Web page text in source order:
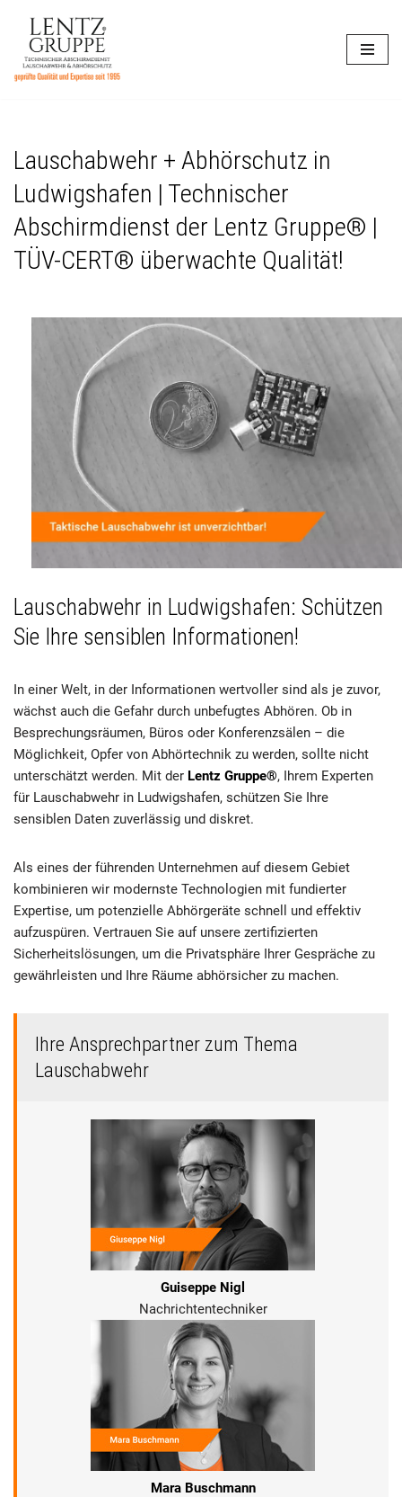
Zum
Inhalt
Lauschabwehr + Abhörschutz in
Ludwigshafen | Technischer
Abschirmdienst der Lentz Gruppe® |
TÜV-CERT® überwachte Qualität!
Lauschabwehr in Ludwigshafen: Schützen
Sie Ihre sensiblen Informationen!
In einer Welt, in der Informationen wertvoller sind als je zuvor,
wächst auch die Gefahr durch unbefugtes Abhören. Ob in
Besprechungsräumen, Büros oder Konferenzsälen – die
Möglichkeit, Opfer von Abhörtechnik zu werden, sollte nicht
unterschätzt werden. Mit der Lentz Gruppe®, Ihrem Experten
für Lauschabwehr in Ludwigshafen, schützen Sie Ihre
sensiblen Daten zuverlässig und diskret.
Als eines der führenden Unternehmen auf diesem Gebiet
kombinieren wir modernste Technologien mit fundierter
Expertise, um potenzielle Abhörgeräte schnell und effektiv
aufzuspüren. Vertrauen Sie auf unsere zertifizierten
Sicherheitslösungen, um die Privatsphäre Ihrer Gespräche zu
gewährleisten und Ihre Räume abhörsicher zu machen.
Ihre Ansprechpartner zum Thema
Lauschabwehr
Guiseppe Nigl
Nachrichtentechniker
Mara Buschmann